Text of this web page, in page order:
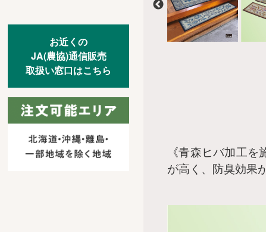
《青森ヒバ加工
が高く、防臭効果
お近くの
JA(農協)通信販売
取扱い窓口はこちら